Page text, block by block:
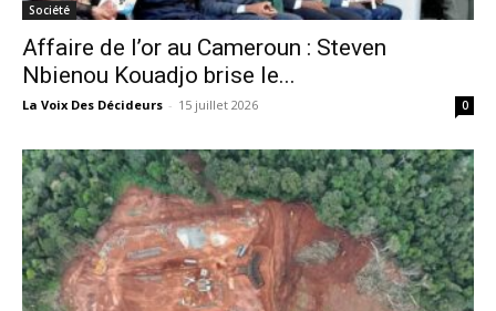
Société
Affaire de l’or au Cameroun : Steven
Nbienou Kouadjo brise le...
La Voix Des Décideurs - 15 juillet 2026 0